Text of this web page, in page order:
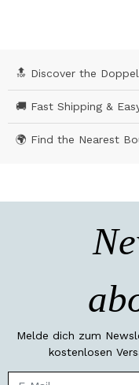
🔝 Discover the
🚚 Fast Shipping &
🌍 Find the Nearest
Melde dich zum
kostenlosen